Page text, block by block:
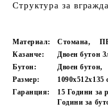
Структура за
Материал: Стомана,
Казанче:
Двоен бутон
Бутон:
Двоен бутон,
Размер:
1090х512х135
Гаранция:
15 Години за
Години за